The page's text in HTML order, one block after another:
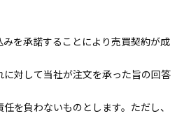
を承諾することにより売買契約が成
対して当社が注文を承った旨の回答
を負わないものとします。ただし、